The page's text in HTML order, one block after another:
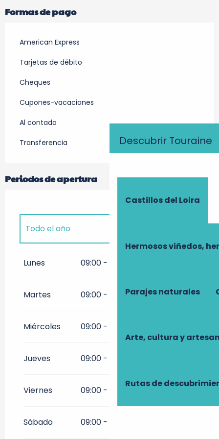
Descubrir Touraine
Castillos del Loira
Hermosos viñedos,
Parajes naturales
Arte, cultura y
Rutas de
Formas de pago
American Express
Tarjetas de débito
Cheques
Cupones-vacaciones
Al contado
Transferencia
Periodos de apertura
Todo el año
Todo el año 2027
Lunes 09:00 - 18:00
Martes 09:00 - 18:00
Miércoles 09:00 - 18:00
Jueves 09:00 - 18:00
Viernes 09:00 - 20:00
Sábado 09:00 - 18:00